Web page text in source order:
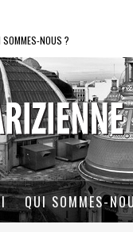
SOMMES-NOUS ?
QUI SOMMES-